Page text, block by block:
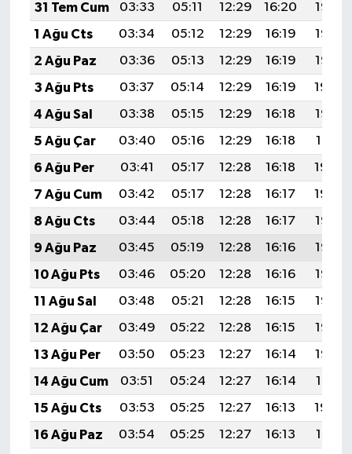
31 Tem Cum
03:33 05:11 12:29 16:20
19:37
1 Ağu Cts
03:34 05:12 12:29 16:19
19:36
2 Ağu Paz
03:36 05:13 12:29 16:19
19:35
3 Ağu Pts
03:37 05:14 12:29 16:19
19:34
4 Ağu Sal
03:38 05:15 12:29 16:18
19:32
5 Ağu Çar
03:40 05:16 12:29 16:18
19:31
6 Ağu Per
03:41 05:17 12:28 16:18
19:30
7 Ağu Cum
03:42 05:17 12:28 16:17
19:29
8 Ağu Cts
03:44 05:18 12:28 16:17
19:28
9 Ağu Paz
03:45 05:19 12:28 16:16
19:27
10 Ağu Pts
03:46 05:20 12:28 16:16
19:26
11 Ağu Sal
03:48 05:21 12:28 16:15
19:25
12 Ağu Çar
03:49 05:22 12:28 16:15
19:23
13 Ağu Per
03:50 05:23 12:27 16:14
19:22
14 Ağu Cum
03:51 05:24 12:27 16:14
19:21
15 Ağu Cts
03:53 05:25 12:27 16:13
19:20
16 Ağu Paz
03:54 05:25 12:27 16:13
19:18